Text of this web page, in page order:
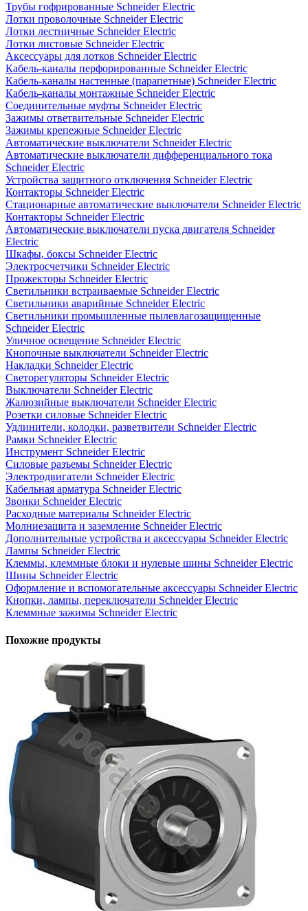
Трубы гофрированные Schneider Electric
Лотки проволочные Schneider Electric
Лотки лестничные Schneider Electric
Лотки листовые Schneider Electric
Аксессуары для лотков Schneider Electric
Кабель-каналы перфорированные Schneider Electric
Кабель-каналы настенные (парапетные) Schneider Electric
Кабель-каналы монтажные Schneider Electric
Соединительные муфты Schneider Electric
Зажимы ответвительные Schneider Electric
Зажимы крепежные Schneider Electric
Автоматические выключатели Schneider Electric
Автоматические выключатели дифференциального тока
Schneider Electric
Устройства защитного отключения Schneider Electric
Контакторы Schneider Electric
Стационарные автоматические выключатели Schneider Electric
Контакторы Schneider Electric
Автоматические выключатели пуска двигателя Schneider
Electric
Шкафы, боксы Schneider Electric
Электросчетчики Schneider Electric
Прожекторы Schneider Electric
Светильники встраиваемые Schneider Electric
Светильники аварийные Schneider Electric
Светильники промышленные пылевлагозащищенные
Schneider Electric
Уличное освещение Schneider Electric
Кнопочные выключатели Schneider Electric
Накладки Schneider Electric
Светорегуляторы Schneider Electric
Выключатели Schneider Electric
Жалюзийные выключатели Schneider Electric
Розетки силовые Schneider Electric
Удлинители, колодки, разветвители Schneider Electric
Рамки Schneider Electric
Инструмент Schneider Electric
Силовые разъемы Schneider Electric
Электродвигатели Schneider Electric
Кабельная арматура Schneider Electric
Звонки Schneider Electric
Расходные материалы Schneider Electric
Молниезащита и заземление Schneider Electric
Дополнительные устройства и аксессуары Schneider Electric
Лампы Schneider Electric
Клеммы, клеммные блоки и нулевые шины Schneider Electric
Шины Schneider Electric
Оформление и вспомогательные аксессуары Schneider Electric
Кнопки, лампы, переключатели Schneider Electric
Клеммные зажимы Schneider Electric
Похожие продукты